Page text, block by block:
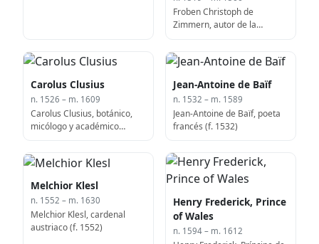
Froben Christoph de
Zimmern, autor de la
1566)
Carolus Clusius
n. 1526 – m. 1609
Carolus Clusius, botánico,
micólogo y académico
Jean-Antoine de Baïf
n. 1532 – m. 1589
Jean-Antoine de Baïf, poeta
francés (f. 1532)
Melchior Klesl
n. 1552 – m. 1630
Melchior Klesl, cardenal
austriaco (f. 1552)
Henry Frederick, Prince
of Wales
n. 1594 – m. 1612